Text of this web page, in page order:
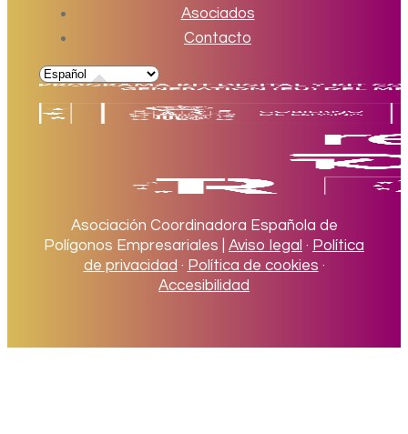
Asociados
Contacto
Asociación Coordinadora Española de
Polígonos Empresariales | Aviso legal · Política
de privacidad · Política de cookies ·
Accesibilidad